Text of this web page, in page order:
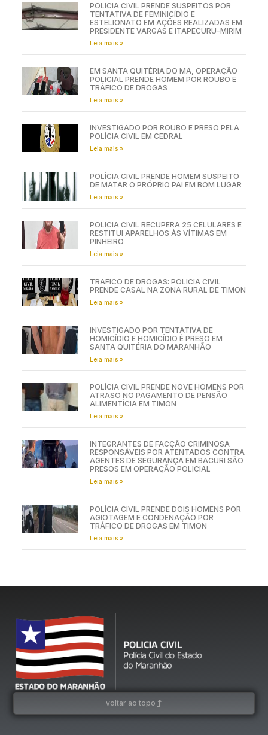
POLÍCIA CIVIL PRENDE SUSPEITOS POR
TENTATIVA DE FEMINICÍDIO E
ESTELIONATO EM AÇÕES REALIZADAS EM
PRESIDENTE VARGAS E ITAPECURU-MIRIM
Leia mais »
EM SANTA QUITÉRIA DO MA, OPERAÇÃO
POLICIAL PRENDE HOMEM POR ROUBO E
TRÁFICO DE DROGAS
Leia mais »
INVESTIGADO POR ROUBO É PRESO PELA
POLÍCIA CIVIL EM CEDRAL
Leia mais »
POLÍCIA CIVIL PRENDE HOMEM SUSPEITO
DE MATAR O PRÓPRIO PAI EM BOM LUGAR
Leia mais »
POLÍCIA CIVIL RECUPERA 25 CELULARES E
RESTITUI APARELHOS ÀS VÍTIMAS EM
PINHEIRO
Leia mais »
TRÁFICO DE DROGAS: POLÍCIA CIVIL
PRENDE CASAL NA ZONA RURAL DE TIMON
Leia mais »
INVESTIGADO POR TENTATIVA DE
HOMICÍDIO E HOMICÍDIO É PRESO EM
SANTA QUITÉRIA DO MARANHÃO
Leia mais »
POLÍCIA CIVIL PRENDE NOVE HOMENS POR
ATRASO NO PAGAMENTO DE PENSÃO
ALIMENTÍCIA EM TIMON
Leia mais »
INTEGRANTES DE FACÇÃO CRIMINOSA
RESPONSÁVEIS POR ATENTADOS CONTRA
AGENTES DE SEGURANÇA EM BACURI SÃO
PRESOS EM OPERAÇÃO POLICIAL
Leia mais »
POLÍCIA CIVIL PRENDE DOIS HOMENS POR
AGIOTAGEM E CONDENAÇÃO POR
TRÁFICO DE DROGAS EM TIMON
Leia mais »
voltar ao topo